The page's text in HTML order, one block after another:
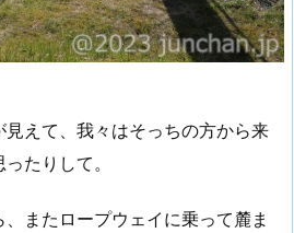
えて、我々はそっちの方から来
たりして。
またロープウェイに乗って麓ま